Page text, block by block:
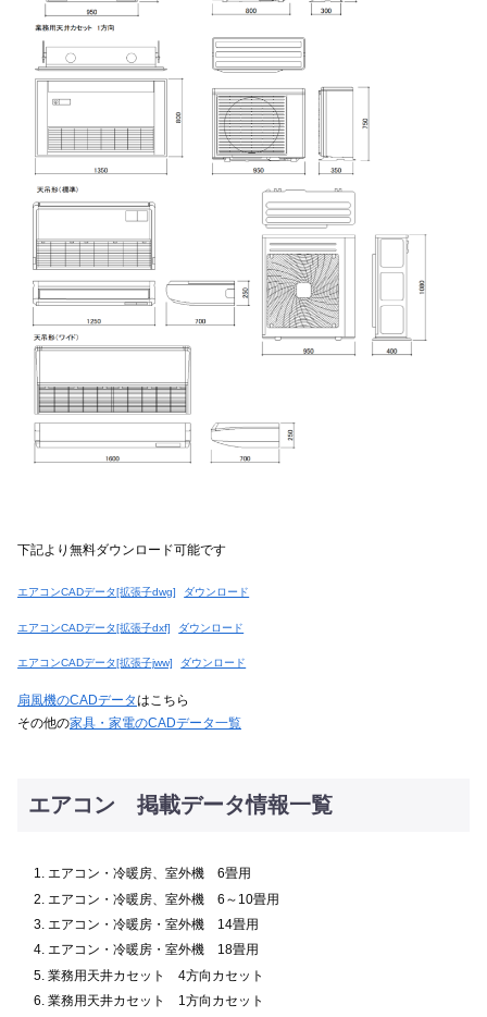
下記より無料ダウンロード可能です
エアコンCADデータ[拡張子dwg] ダウンロード
エアコンCADデータ[拡張子dxf] ダウンロード
エアコンCADデータ[拡張子jww] ダウンロード
扇風機のCADデータはこちら
その他の家具・家電のCADデータ一覧
エアコン 掲載データ情報一覧
エアコン・冷暖房、室外機 6畳用
エアコン・冷暖房、室外機 6～10畳用
エアコン・冷暖房・室外機 14畳用
エアコン・冷暖房・室外機 18畳用
業務用天井カセット 4方向カセット
業務用天井カセット 1方向カセット